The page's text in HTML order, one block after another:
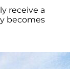
receive a
becomes